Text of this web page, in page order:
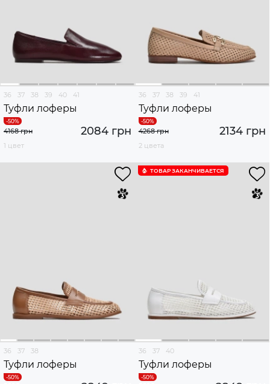
36 37 38 39 40 41
Туфли лоферы
2084 грн
4168 грн
1 цвет
36 37 38 39 41
Туфли лоферы
2134 грн
4268 грн
2 цвета
36 37 38
Туфли лоферы
ТОВАР ЗАКАНЧИВАЕТСЯ
36 37 40
Туфли лоферы